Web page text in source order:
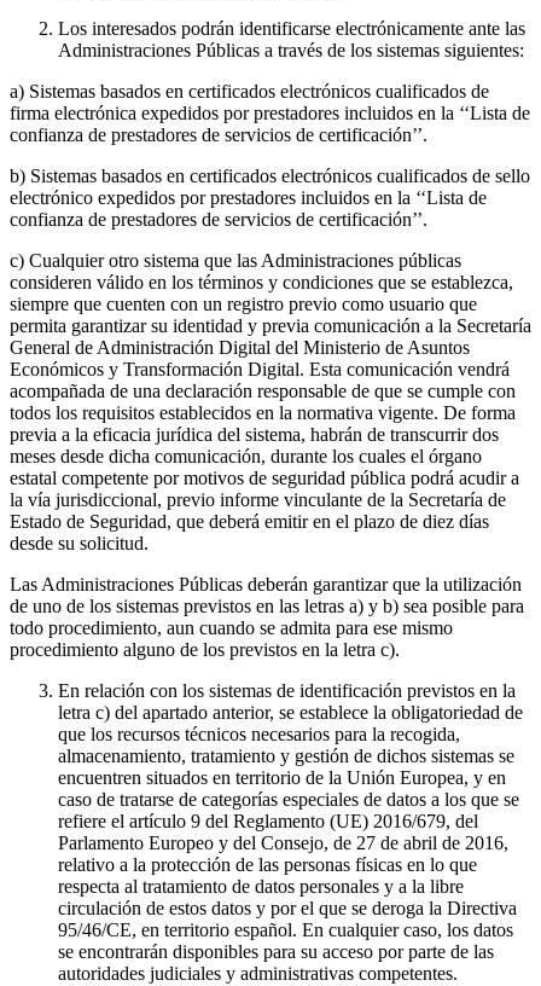
Los interesados podrán identificarse electrónicamente ante las
Administraciones Públicas a través de los sistemas siguientes:
a) Sistemas basados en certificados electrónicos cualificados de
firma electrónica expedidos por prestadores incluidos en la ‘‘Lista de
confianza de prestadores de servicios de certificación’’.
b) Sistemas basados en certificados electrónicos cualificados de sello
electrónico expedidos por prestadores incluidos en la ‘‘Lista de
confianza de prestadores de servicios de certificación’’.
c) Cualquier otro sistema que las Administraciones públicas
consideren válido en los términos y condiciones que se establezca,
siempre que cuenten con un registro previo como usuario que
permita garantizar su identidad y previa comunicación a la Secretaría
General de Administración Digital del Ministerio de Asuntos
Económicos y Transformación Digital. Esta comunicación vendrá
acompañada de una declaración responsable de que se cumple con
todos los requisitos establecidos en la normativa vigente. De forma
previa a la eficacia jurídica del sistema, habrán de transcurrir dos
meses desde dicha comunicación, durante los cuales el órgano
estatal competente por motivos de seguridad pública podrá acudir a
la vía jurisdiccional, previo informe vinculante de la Secretaría de
Estado de Seguridad, que deberá emitir en el plazo de diez días
desde su solicitud.
Las Administraciones Públicas deberán garantizar que la utilización
de uno de los sistemas previstos en las letras a) y b) sea posible para
todo procedimiento, aun cuando se admita para ese mismo
procedimiento alguno de los previstos en la letra c).
En relación con los sistemas de identificación previstos en la
letra c) del apartado anterior, se establece la obligatoriedad de
que los recursos técnicos necesarios para la recogida,
almacenamiento, tratamiento y gestión de dichos sistemas se
encuentren situados en territorio de la Unión Europea, y en
caso de tratarse de categorías especiales de datos a los que se
refiere el artículo 9 del Reglamento (UE) 2016/679, del
Parlamento Europeo y del Consejo, de 27 de abril de 2016,
relativo a la protección de las personas físicas en lo que
respecta al tratamiento de datos personales y a la libre
circulación de estos datos y por el que se deroga la Directiva
95/46/CE, en territorio español. En cualquier caso, los datos
se encontrarán disponibles para su acceso por parte de las
autoridades judiciales y administrativas competentes.